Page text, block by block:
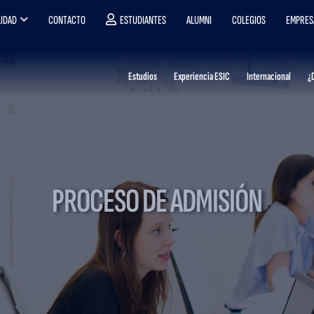
CONTACTO ESTUDIANTES ALUMNI COLEGIOS
Estudios Experiencia ESIC Internacional
PROCESO DE ADMISIÓN